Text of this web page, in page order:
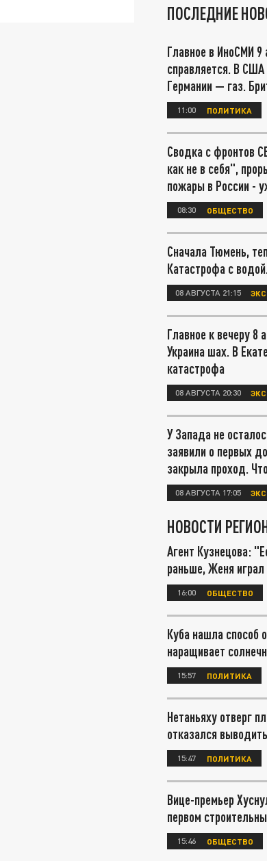
ПОСЛЕДНИЕ
Главное в ИноСМИ 9
справляется. В
Германии — газ.
11:00 ПОЛИТИКА
Сводка с фронтов
как не в себя",
пожары в России -
08:30 ОБЩЕСТВО
Сначала Тюмень,
Катастрофа с
08 АВГУСТА 21:15
Главное к вечеру 8
Украина шах. В
катастрофа
08 АВГУСТА 20:30
У Запада не
заявили о первых
закрыла проход.
08 АВГУСТА 17:05
НОВОСТИ
Агент Кузнецова:
раньше, Женя
16:00 ОБЩЕСТВО
Куба нашла способ
наращивает
15:57 ПОЛИТИКА
Нетаньяху отверг
отказался
15:47 ПОЛИТИКА
Вице-премьер
первом
15:46 ОБЩЕСТВО